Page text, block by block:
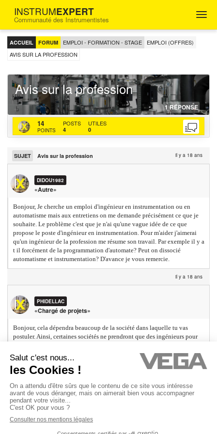
INSTRUMEXPERT
Communauté des Instrumentistes
FORUM
D'ENTRAIDE
POUR
LES
INSTRUMENTISTES
ACCUEIL FORUM EMPLOI - FORMATION - STAGE
EMPLOI (OFFRES)
AVIS SUR LA PROFESSION
Avis sur la profession
1RÉPONSE
26-
05-
la-
14
POINTS
POSTS
4
UTILES
0
SUJET Avis sur la profession il y a 18 ans
DIDOU1982
«Autre»
Bonjour, Je cherche un emploi d'ingénieur en instrumentation ou en
automatisme mais aux entretiens on me demande précisément ce que je
souhaite. Le problème c'est que je n'ai qu'une vague idée de ce que
propose le poste d'ingénieur en instrumentation. Pour m'aider j'aimerai
qu'un ingénieur de la profession me résume son travail. Par exemple il y a
t il forcément de la programmation d'automate? Peut on dissocié
automatisme et instrumentation? D'avance je vous remercie.
il y a 18 ans
PHIDELLAC
«Chargé de projets»
Bonjour, cela dépendra beaucoup de la société dans laquelle tu vas
postuler. Ainsi, certaines sociétés ne prendront que des ingénieurs pour
(ingénierie, constructeurs) D'autre auront la responsabilité EIA, et le
travaille consiste en l'élaboration des instruments à mettre, la définition
des automatismes, de l'électricité (HT, BT), les appels d'offres etc. Mais
La seule question que tu dois te poser est : Qu'est-ce que je veux faire?
De la prog, avec les mises en service, les tests ou plus du suivi de projet?
Quand tu auras répondu à cette question, il te sera plus facile d'aller aux
entretiens. On ne peut pas dissocier l'instrumentation de l'automatisme,
les 2 sont fortement liés. Phidellac